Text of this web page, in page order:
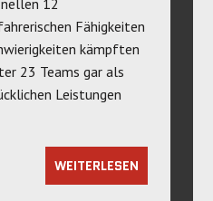
Fähigkeiten
kämpften
23 Teams gar als
Leistungen
WEITERLESEN